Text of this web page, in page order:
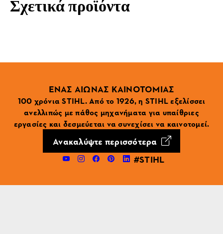
Σχετικά προϊόντα
ΕΝΑΣ ΑΙΩΝΑΣ ΚΑΙΝΟΤΟΜΙΑΣ
100 χρόνια STIHL. Από το 1926, η STIHL εξελίσσει
ανελλιπώς με πάθος μηχανήματα για υπαίθριες
εργασίες και δεσμεύεται να συνεχίσει να καινοτομεί.
Ανακαλύψτε περισσότερα
#STIHL